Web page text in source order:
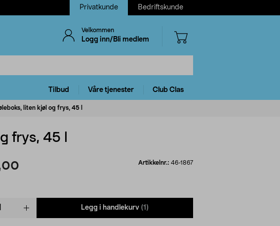
Privatkunde Bedriftskunde
Velkommen
Logg inn/Bli medlem
Tilbud Våre tjenester Club Clas
liten kjøl og frys, 45 l
frys, 45 l
Artikkelnr.: 46-1867
Legg i handlekurv (1)